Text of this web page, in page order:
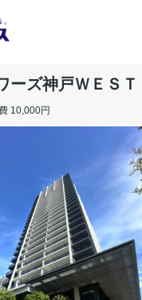
ーズ神戸ＷＥＳＴ
10,000円